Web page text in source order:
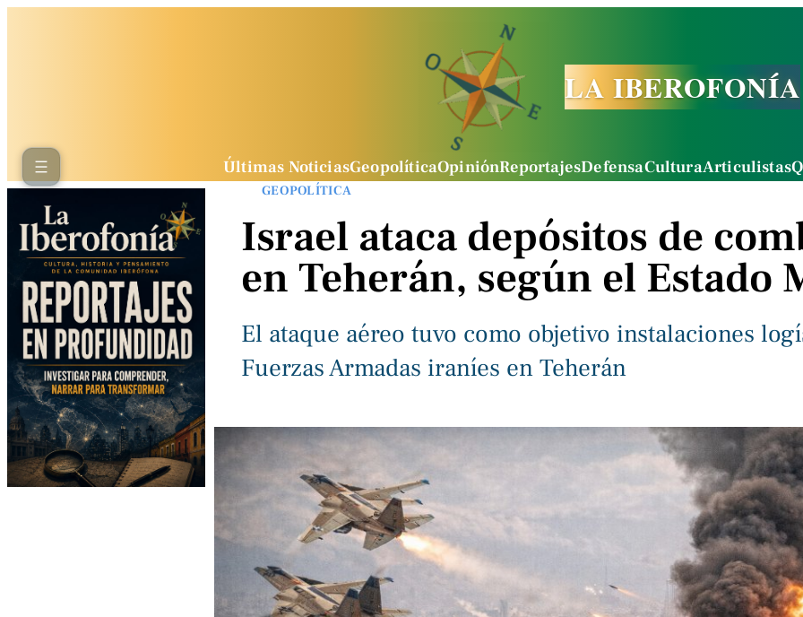
LA IBEROFONÍA
Últimas NoticiasGeopolíticaOpiniónReportajesDefensaCulturaArticulistas
GEOPOLÍTICA
Israel ataca depósitos de
en Teherán, según el Estado
El ataque aéreo tuvo como objetivo instalaciones
Fuerzas Armadas iraníes en Teherán